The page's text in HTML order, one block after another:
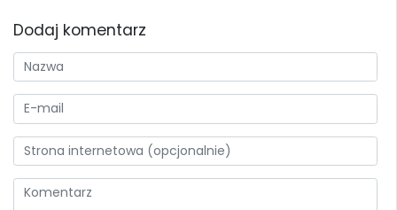
Dodaj komentarz